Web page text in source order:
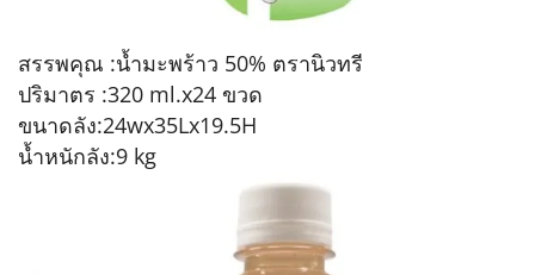
สรรพคุณ :น้ำมะพร้าว 50% ตรานิวทรี
ปริมาตร :320 ml.x24 ขวด
ขนาดลัง:24wx35Lx19.5H
น้ำหนักลัง:9 kg